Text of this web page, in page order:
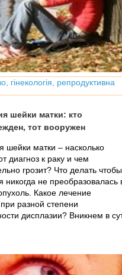
гінекологія, репродуктивна
шейки матки: кто
тот вооружен
шейки матки – насколько
диагноз к раку и чем
грозит? Что делать чтобы
никогда не преобразовалась
Какое лечение
разной степени
дисплазии? Вникнем в